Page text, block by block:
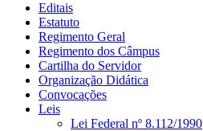
Editais
Estatuto
Regimento Geral
Regimento dos Câmpus
Cartilha do Servidor
Organização Didática
Convocações
Leis
Lei Federal nº 8.112/1990